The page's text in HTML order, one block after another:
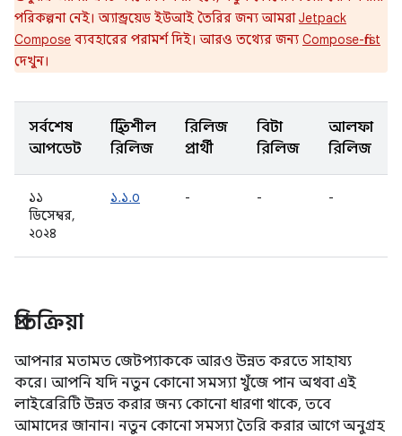
পরিকল্পনা নেই। অ্যান্ড্রয়েড ইউআই তৈরির জন্য আমরাJetpack
Compose ব্যবহারের পরামর্শ দিই। আরও তথ্যের জন্য Compose-first
দেখুন।
সর্বশেষ
আপডেট
স্থিতিশীল
রিলিজ
রিলিজ
প্রার্থী
বিটা
রিলিজ
আলফা
রিলিজ
১১
ডিসেম্বর,
২০২৪
১.১.০ - - -
প্রতিক্রিয়া
আপনার মতামত জেটপ্যাককে আরও উন্নত করতে সাহায্য
করে। আপনি যদি নতুন কোনো সমস্যা খুঁজে পান অথবা এই
লাইব্রেরিটি উন্নত করার জন্য কোনো ধারণা থাকে, তবে
আমাদের জানান। নতুন কোনো সমস্যা তৈরি করার আগে অনুগ্রহ